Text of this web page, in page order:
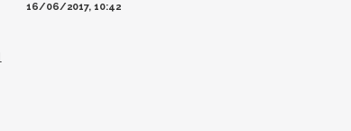
16/06/2017, 10:42